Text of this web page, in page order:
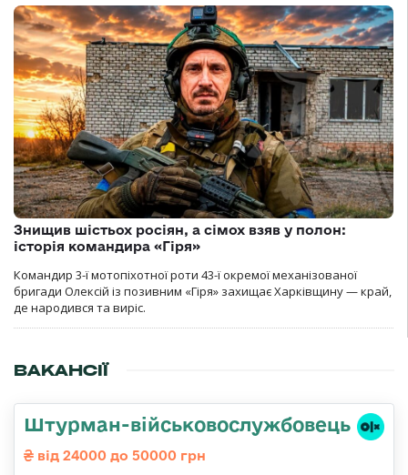
Знищив шістьох росіян, а сімох взяв у полон:
історія командира «Гіря»
Командир 3-ї мотопіхотної роти 43-ї окремої механізованої
бригади Олексій із позивним «Гіря» захищає Харківщину — край,
де народився та виріс.
ВАКАНСІЇ
Штурман-військовослужбовець
від 24000 до 50000 грн